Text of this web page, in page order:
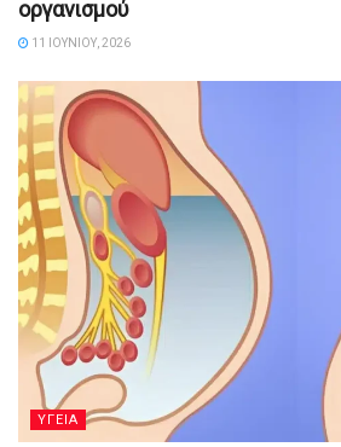
οργανισμού
11 ΙΟΥΝΊΟΥ, 2026
YΓΕΙΑ